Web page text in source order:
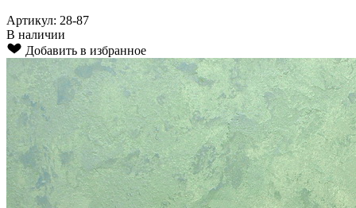
Артикул: 28-87
В наличии
Добавить в избранное